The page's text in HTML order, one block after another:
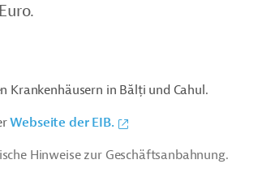
Krankenhäusern in Bălți und Cahul.
Webseite der EIB.
Hinweise zur Geschäftsanbahnung.